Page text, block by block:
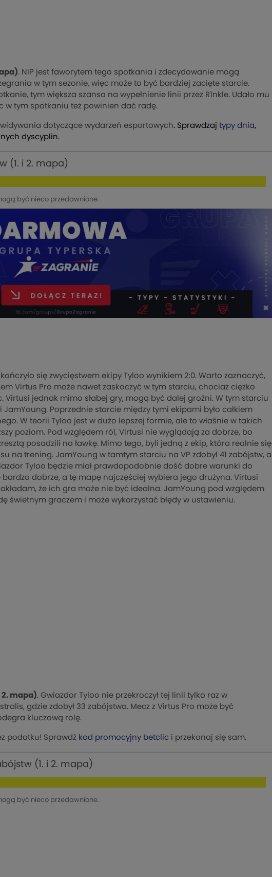
. NIP jest faworytem tego spotkania i zdecydowanie mogą
w tym sezonie, więc może to być bardziej zacięte starcie.
tym większa szansa na wypełnienie linii przez R1nkle. Udało mu
w tym spotkaniu też powinien dać radę.
dotyczące wydarzeń esportowych. Sprawdzaj typy dnia,
dyscyplin.
(1. i 2. mapa)
być nieco przedawnione.
się zwycięstwem ekipy Tyloo wynikiem 2:0. Warto zaznaczyć,
Virtus Pro może nawet zaskoczyć w tym starciu, chociaż ciężko
Virtusi jednak mimo słabej gry, mogą być dalej groźni. W tym starciu
Poprzednie starcie między tymi ekipami było całkiem
W teorii Tyloo jest w dużo lepszej formie, ale to właśnie w takich
poziom. Pod względem ról, Virtusi nie wyglądają za dobrze, bo
posadzili na ławkę. Mimo tego, byli jedną z ekip, która realnie się
na trening. JamYoung w tamtym starciu na VP zdobył 41 zabójstw, a
Tyloo będzie miał prawdopodobnie dość dobre warunki do
dobrze, a tę mapę najczęściej wybiera jego drużyna. Virtusi
że ich gra może nie być idealna. JamYoung pod względem
świetnym graczem i może wykorzystać błędy w ustawieniu.
2. mapa). Gwiazdor Tyloo nie przekroczył tej linii tylko raz w
gdzie zdobył 33 zabójstwa. Mecz z Virtus Pro może być
kluczową rolę.
podatku! Sprawdź kod promocyjny betclic i przekonaj się sam.
(1. i 2. mapa)
być nieco przedawnione.